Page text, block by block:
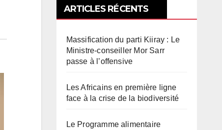
ARTICLES RÉCENTS
Massification du parti Kiiray : Le
Ministre-conseiller Mor Sarr
passe à l’offensive
Les Africains en première ligne
face à la crise de la biodiversité
Le Programme alimentaire